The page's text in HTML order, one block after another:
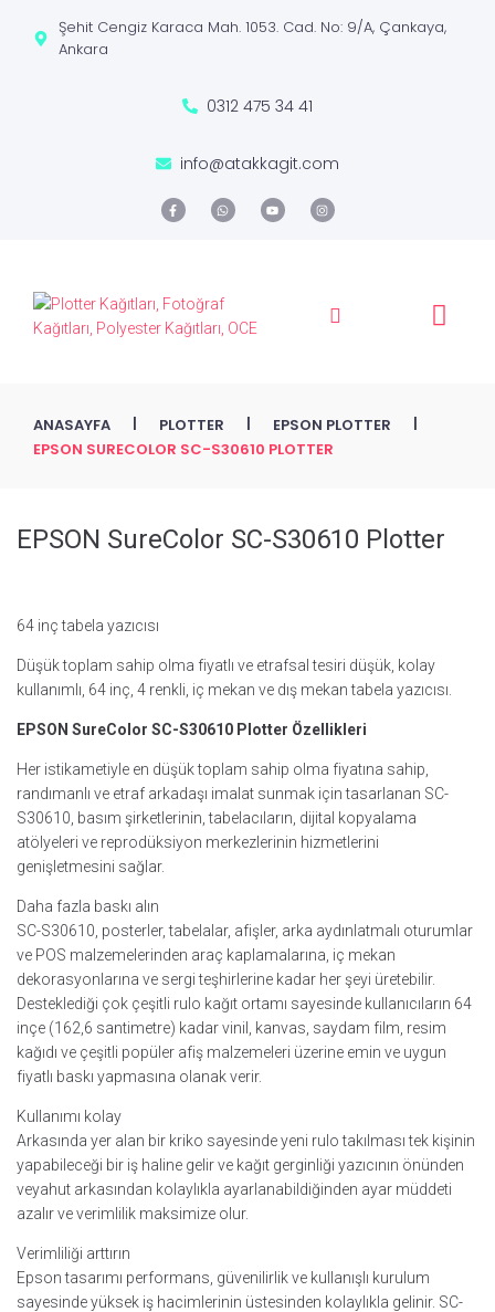
Şehit Cengiz Karaca Mah. 1053. Cad. No: 9/A, Çankaya,
Ankara
0312 475 34 41
info@atakkagit.com
ANASAYFA | PLOTTER | EPSON PLOTTER
|
EPSON SURECOLOR SC-S30610 PLOTTER
EPSON SureColor SC-S30610 Plotter
64 inç tabela yazıcısı
Düşük toplam sahip olma fiyatlı ve etrafsal tesiri düşük, kolay
kullanımlı, 64 inç, 4 renkli, iç mekan ve dış mekan tabela yazıcısı.
EPSON SureColor SC-S30610 Plotter Özellikleri
Her istikametiyle en düşük toplam sahip olma fiyatına sahip,
randımanlı ve etraf arkadaşı imalat sunmak için tasarlanan SC-
S30610, basım şirketlerinin, tabelacıların, dijital kopyalama
atölyeleri ve reprodüksiyon merkezlerinin hizmetlerini
genişletmesini sağlar.
Daha fazla baskı alın
SC-S30610, posterler, tabelalar, afişler, arka aydınlatmalı oturumlar
ve POS malzemelerinden araç kaplamalarına, iç mekan
dekorasyonlarına ve sergi teşhirlerine kadar her şeyi üretebilir.
Desteklediği çok çeşitli rulo kağıt ortamı sayesinde kullanıcıların 64
inçe (162,6 santimetre) kadar vinil, kanvas, saydam film, resim
kağıdı ve çeşitli popüler afiş malzemeleri üzerine emin ve uygun
fiyatlı baskı yapmasına olanak verir.
Kullanımı kolay
Arkasında yer alan bir kriko sayesinde yeni rulo takılması tek kişinin
yapabileceği bir iş haline gelir ve kağıt gerginliği yazıcının önünden
veyahut arkasından kolaylıkla ayarlanabildiğinden ayar müddeti
azalır ve verimlilik maksimize olur.
Verimliliği arttırın
Epson tasarımı performans, güvenilirlik ve kullanışlı kurulum
sayesinde yüksek iş hacimlerinin üstesinden kolaylıkla gelinir. SC-